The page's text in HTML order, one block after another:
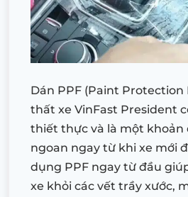
Dán PPF (Paint Protection
thất xe VinFast President
thiết thực và là một khoản
ngoan ngay từ khi xe mới
dụng PPF ngay từ đầu
xe khỏi các vết trầy xước,